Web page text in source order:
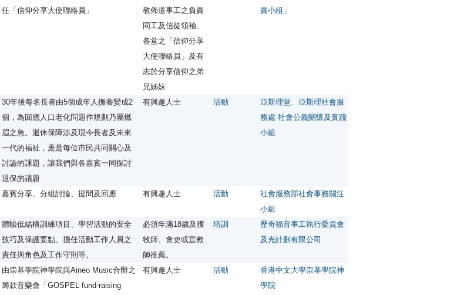
任「信仰分享大使聯絡員」
教佈道事工之負責
同工及信徒領袖、
各堂之「信仰分享
大使聯絡員」及有
志於分享信仰之弟
兄姊妹
責小組」
30年後每名長者由5個成年人撫養變成2
個，為回應人口老化問題作規劃乃屬燃
眉之急。退休保障涉及現今長者及未來
一代的福祉，應是每位市民共同關心及
討論的課題，讓我們與各嘉賓一同探討
退保的議題
有興趣人士 活動
亞斯理堂、亞斯理社會服
務處 社會公義關懷及實踐
小組
嘉賓分享、分組討論、提問及回應 有興趣人士 活動
社會服務部社會事務關注
小組
體驗低結構訓練項目、學習活動的安全
技巧及保護要點、擔任活動工作人員之
責任與角色及工作守則等。
必須年滿18歲及獲
牧師、會吏或宣教
師推薦。
培訓
歷奇福音事工執行委員會
及光計劃有限公司
由崇基學院神學院與Aineo Music合辦之
籌款音樂會「GOSPEL fund-raising
有興趣人士 活動
香港中文大學崇基學院神
學院